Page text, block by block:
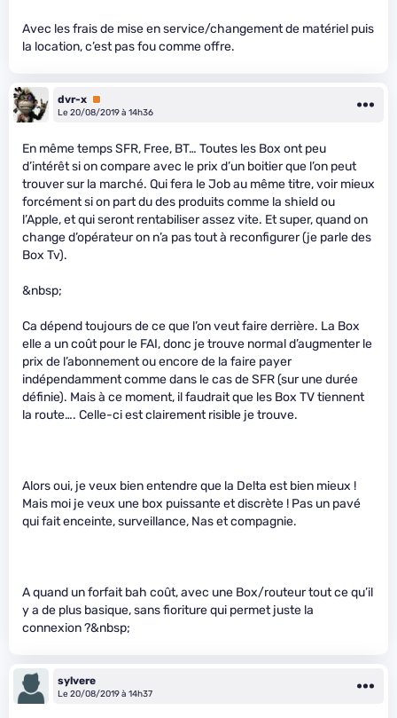
Avec les frais de mise en service/changement de matériel puis
la location, c’est pas fou comme offre.
dvr-x Premium
Le 20/08/2019 à 14h36
En même temps SFR, Free, BT… Toutes les Box ont peu
d’intérêt si on compare avec le prix d’un boitier que l’on peut
trouver sur la marché. Qui fera le Job au même titre, voir mieux
forcément si on part du des produits comme la shield ou
l’Apple, et qui seront rentabiliser assez vite. Et super, quand on
change d’opérateur on n’a pas tout à reconfigurer (je parle des
Box Tv).
&nbsp;
Ca dépend toujours de ce que l’on veut faire derrière. La Box
elle a un coût pour le FAI, donc je trouve normal d’augmenter le
prix de l’abonnement ou encore de la faire payer
indépendamment comme dans le cas de SFR (sur une durée
définie). Mais à ce moment, il faudrait que les Box TV tiennent
la route…. Celle-ci est clairement risible je trouve.
Alors oui, je veux bien entendre que la Delta est bien mieux !
Mais moi je veux une box puissante et discrète ! Pas un pavé
qui fait enceinte, surveillance, Nas et compagnie.
A quand un forfait bah coût, avec une Box/routeur tout ce qu’il
y a de plus basique, sans fioriture qui permet juste la
connexion ?&nbsp;
sylvere
Le 20/08/2019 à 14h37